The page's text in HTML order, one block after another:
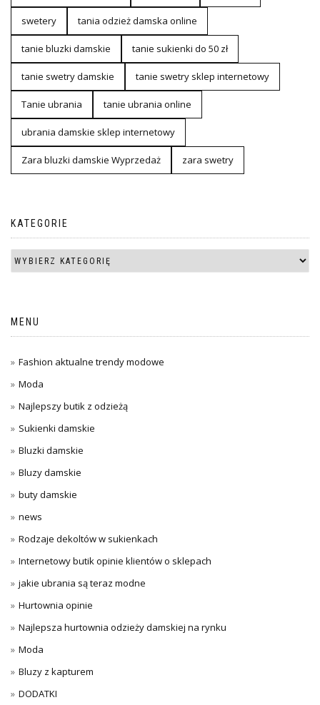
swetery tania odzież damska online
tanie bluzki damskie tanie sukienki do 50 zł
tanie swetry damskie tanie swetry sklep internetowy
Tanie ubrania tanie ubrania online
ubrania damskie sklep internetowy
Zara bluzki damskie Wyprzedaż zara swetry
KATEGORIE
MENU
Fashion aktualne trendy modowe
Moda
Najlepszy butik z odzieżą
Sukienki damskie
Bluzki damskie
Bluzy damskie
buty damskie
news
Rodzaje dekoltów w sukienkach
Internetowy butik opinie klientów o sklepach
jakie ubrania są teraz modne
Hurtownia opinie
Najlepsza hurtownia odzieży damskiej na rynku
Moda
Bluzy z kapturem
DODATKI